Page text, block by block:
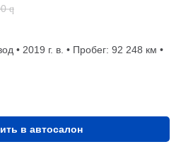
q
• 2019 г. в. • Пробег: 92 248 км •
в автосалон